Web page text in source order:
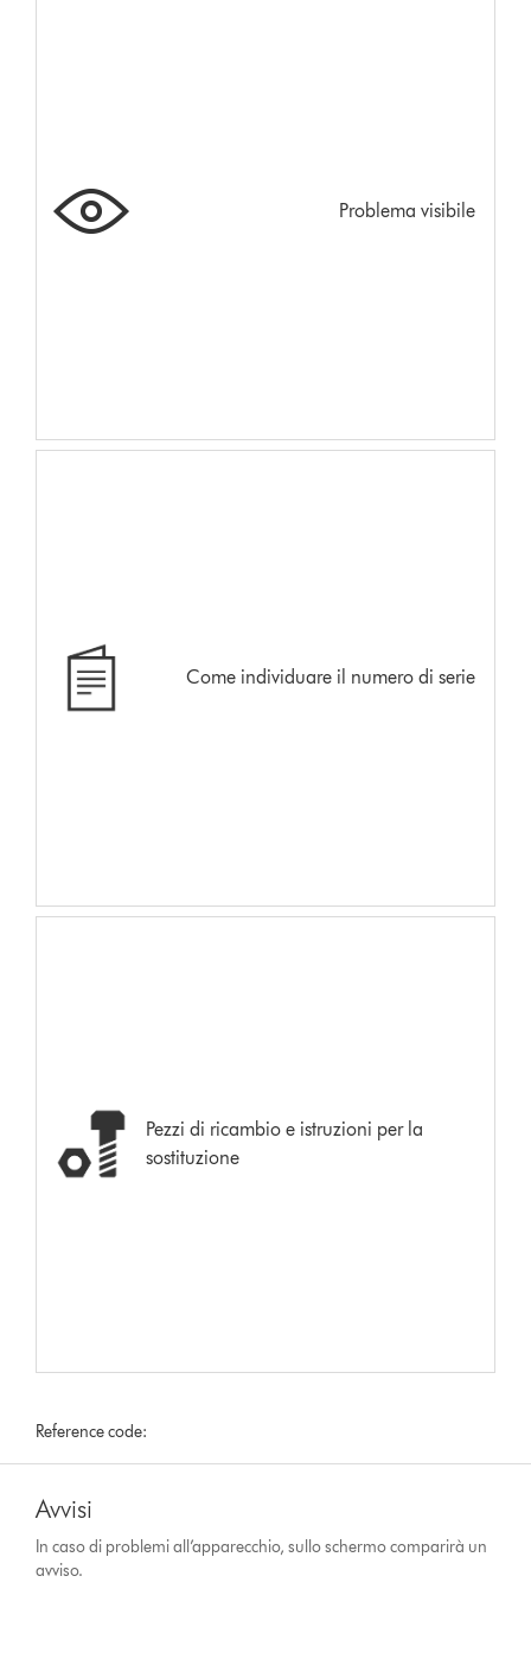
Problema visibile
Come individuare il numero di serie
Pezzi di ricambio e istruzioni per la
sostituzione
Reference code:
Avvisi
In caso di problemi all’apparecchio, sullo schermo comparirà un
avviso.